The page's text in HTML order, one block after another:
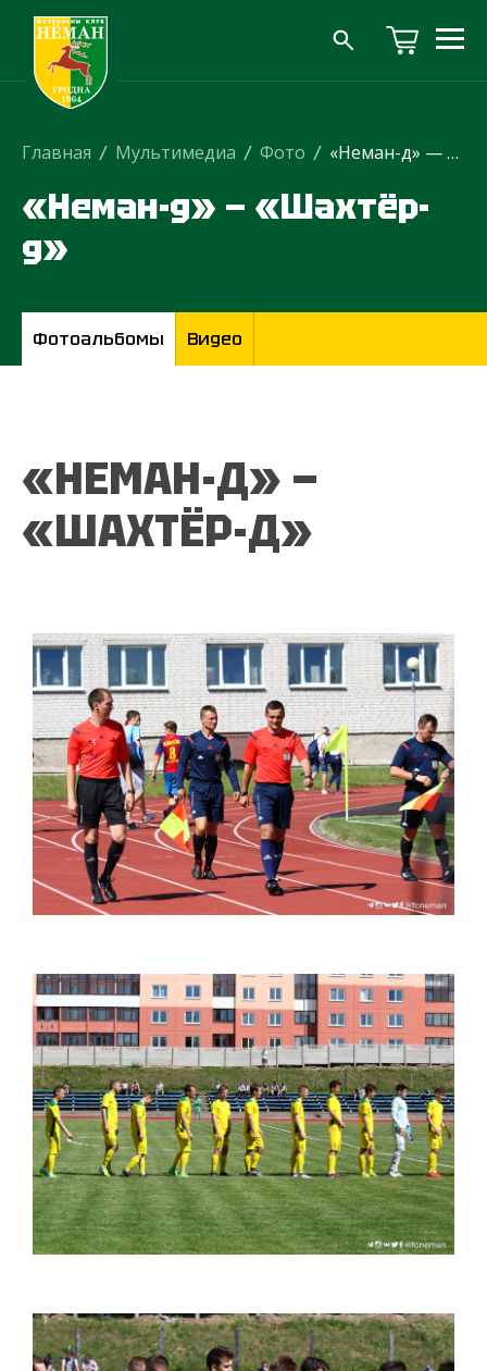
Главная / Мультимедиа / Фото / «Неман-д» — «Шахтёр-д»
«Неман-д» — «Шахтёр-
д»
Фотоальбомы Видео
«НЕМАН-Д» —
«ШАХТЁР-Д»